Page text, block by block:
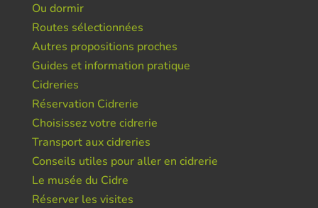
Ou dormir
Routes sélectionnées
Autres propositions proches
Guides et information pratique
Cidreries
Réservation Cidrerie
Choisissez votre cidrerie
Transport aux cidreries
Conseils utiles pour aller en cidrerie
Le musée du Cidre
Réserver les visites